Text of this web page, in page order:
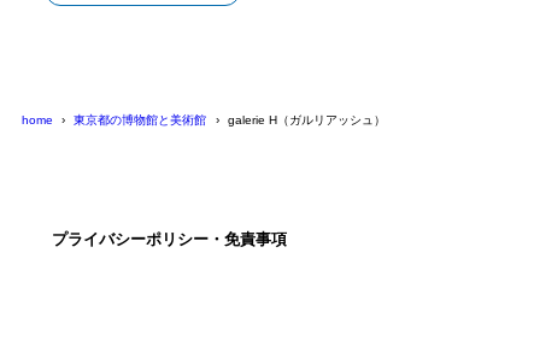
home 東京都の博物館と美術館 galerie H（ガルリアッシュ）
プライバシーポリシー・免責事項